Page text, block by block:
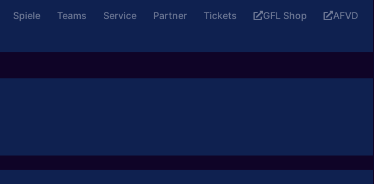
Spiele Teams Service Partner Tickets GFL Shop AFVD